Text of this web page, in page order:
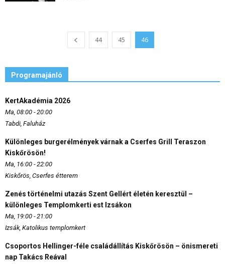
44 45 46
Programajánló
KertAkadémia 2026
Ma, 08:00 - 20:00
Tabdi, Faluház
Különleges burgerélmények várnak a Cserfes Grill Teraszon
Kiskőrösön!
Ma, 16:00 - 22:00
Kiskőrös, Cserfes étterem
Zenés történelmi utazás Szent Gellért életén keresztül –
különleges Templomkerti est Izsákon
Ma, 19:00 - 21:00
Izsák, Katolikus templomkert
Csoportos Hellinger-féle családállítás Kiskőrösön – önismereti
nap Takács Reával